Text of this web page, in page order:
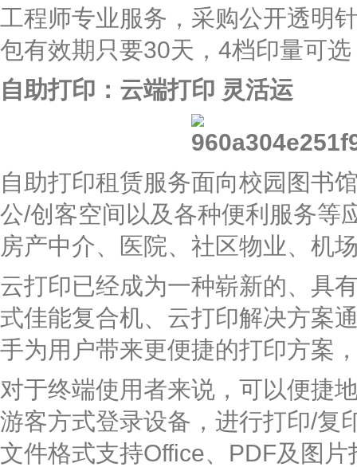
工程师专业服务，采购公开透明
包有效期只要30天，4档印量可
自助打印：云端打印 灵活运
自助打印租赁服务面向校园图书
公/创客空间以及各种便利服务等
房产中介、医院、社区物业、机
云打印已经成为一种崭新的、具
式佳能复合机、云打印解决方案
手为用户带来更便捷的打印方案
对于终端使用者来说，可以便捷
游客方式登录设备，进行打印/复
文件格式支持Office、PDF及图